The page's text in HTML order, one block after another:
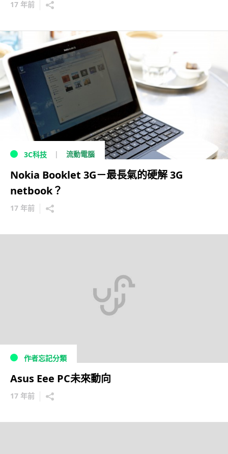
17 年前
3C科技 流動電腦
Nokia Booklet 3G－最長氣的硬解 3G
netbook？
17 年前
作者忘記分類
Asus Eee PC未來動向
17 年前